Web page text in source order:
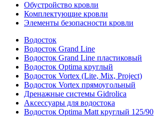
Обустройство кровли
Комплектующие кровли
Элементы безопасности кровли
Водосток
Водосток Grand Line
Водосток Grand Line пластиковый
Водосток Optima круглый
Водосток Vortex (Lite, Mix, Project)
Водосток Vortex прямоугольный
Дренажные системы Gidrolica
Аксессуары для водостока
Водосток Optima Matt круглый 125/90